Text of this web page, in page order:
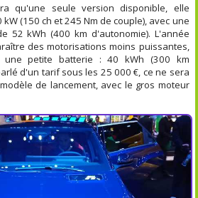
qu'une seule version disponible, elle
(150 ch et 245 Nm de couple), avec une
52 kWh (400 km d'autonomie). L'année
des motorisations moins puissantes,
petite batterie : 40 kWh (300 km
d'un tarif sous les 25 000 €, ce ne sera
de lancement, avec le gros moteur